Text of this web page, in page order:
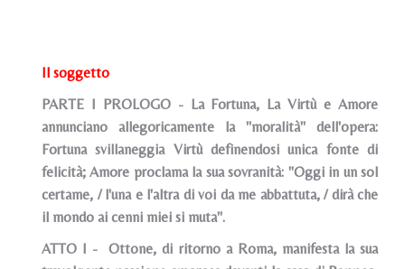
Il soggetto
PARTE I PROLOGO - La Fortuna, La Virtù e Amore
annunciano allegoricamente la "moralità" dell'opera:
Fortuna svillaneggia Virtù definendosi unica fonte di
felicità; Amore proclama la sua sovranità: "Oggi in un sol
certame, / l'una e l'altra di voi da me abbattuta, / dirà che
il mondo ai cenni miei si muta".
ATTO I - Ottone, di ritorno a Roma, manifesta la sua